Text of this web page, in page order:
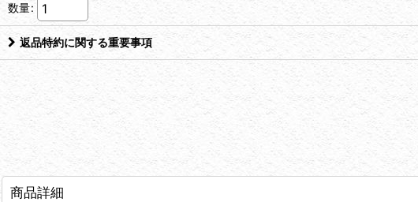
数量:
返品特約に関する重要事項
商品詳細